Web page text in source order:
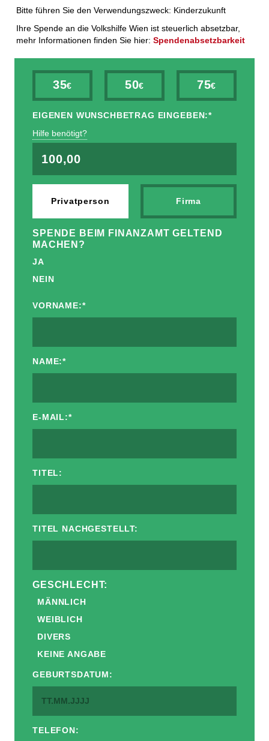
Bitte führen Sie den Verwendungszweck: Kinderzukunft
Ihre Spende an die Volkshilfe Wien ist steuerlich absetzbar,
mehr Informationen finden Sie hier: Spendenabsetzbarkeit
35 50 75
EIGENEN WUNSCHBETRAG EINGEBEN:*
Hilfe benötigt?
Privatperson Firma
SPENDE BEIM FINANZAMT GELTEND
MACHEN?
JA
NEIN
VORNAME:*
NAME:*
E-MAIL:*
TITEL:
TITEL NACHGESTELLT:
GESCHLECHT:
MÄNNLICH
WEIBLICH
DIVERS
KEINE ANGABE
GEBURTSDATUM:
TELEFON: